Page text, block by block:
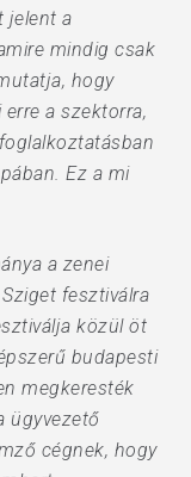
jelent a
mindig csak
hogy
a szektorra,
Ez a mi
a zenei
fesztiválra
közül öt
budapesti
megkeresték
ügyvezető
cégnek, hogy